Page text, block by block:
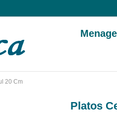
Menage
20 Cm
Platos